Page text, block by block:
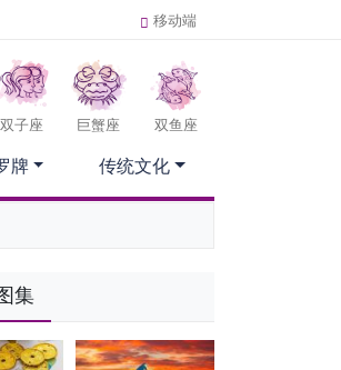
移动端
双子座 巨蟹座 双鱼座
牌 传统文化
集